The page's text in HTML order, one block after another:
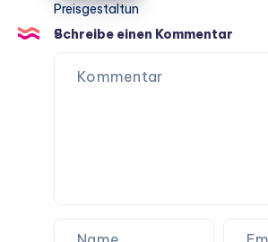
Analyse
der
Preisgestaltung
Schreibe einen Kommentar